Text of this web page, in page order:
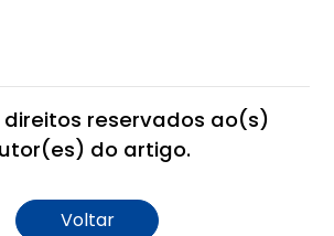
direitos reservados ao(s)
do artigo.
Voltar